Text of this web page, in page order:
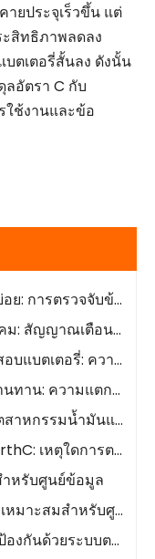
ยประจุเร็วขึ้น แต่
ะสิทธิภาพลดลง
ตเตอรี่สั้นลง ดังนั้น
ลอัตรา C กับ
ใช้งานและข้อ
การตรวจสอบแบตเตอรี่ของสถานีย่อย: การตรวจจับข้อผิดพลาดตั้งแต่เนิ่นๆ การทำงานที่ปลอดภัย และการรวมระบบที่ง่ายดาย
การตรวจสอบแบตเตอรี่โทรคมนาคม: สัญญาณเตือนระยะไกล, OPEX ที่ต่ำกว่า, พลังงานสำรองที่ปลอดภัยยิ่งขึ้น
การตรวจสอบแบตเตอรี่กับการทดสอบแบตเตอรี่: ความแตกต่างและกรณีการใช้งาน
ความต้านทานภายในและความต้านทาน: ความแตกต่างที่สำคัญสำหรับสุขภาพแบตเตอรี่
ระบบตรวจสอบแบตเตอรี่สำหรับอุตสาหกรรมน้ำมันและก๊าซ
บทเรียนเรื่องไฟไหม้ศูนย์ข้อมูล NorthC: เหตุใดการตรวจสอบแบตเตอรี่แบบเรียลไทม์จึงมีความสำคัญ
ำหรับศูนย์ข้อมูล
วิธีเลือกระบบตรวจสอบแบตเตอรี่ที่เหมาะสมสำหรับศูนย์ข้อมูล (2026)
ไฟไหม้แบตเตอรี่ในศูนย์ข้อมูล: วิธีป้องกันด้วยระบบตรวจสอบแบตเตอรี่